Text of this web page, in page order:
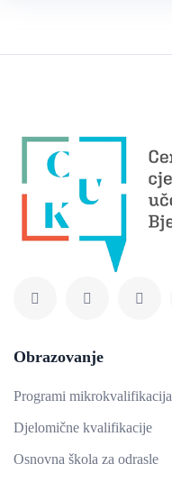
Obrazovanje
Programi mikrokvalifikacija
Djelomične kvalifikacije
Osnovna škola za odrasle